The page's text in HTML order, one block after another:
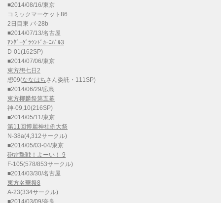
■2014/08/16/東京
コミックマーケット86
2日目東 パ-28b
■2014/07/13/名古屋
ｱﾝﾀﾞｰｸﾞﾗｳﾝﾄﾞｶｰﾆﾊﾞﾙ3
D-01(162SP)
■2014/07/06/東京
東方想七日2
想09(ななはちさん委託・111SP)
■2014/06/29/広島
東方椰麟祭第五幕
神-09,10(216SP)
■2014/05/11/東京
第11回博麗神社例大祭
N-38a(4,312サークル)
■2014/05/03-04/東京
砲雷撃戦！よーい！ 9
F-105(578/853サークル)
■2014/03/30/名古屋
東方名華祭8
A-23(334サークル)